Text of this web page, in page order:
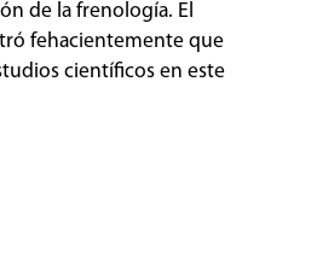
de la frenología. El
fehacientemente que
científicos en este